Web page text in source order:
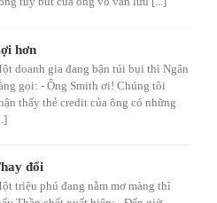
hơn
doanh gia đang bận túi bụi thì Ngân
gọi: - Ông Smith ơi! Chúng tôi
thấy thẻ credit của ông có những
đổi
triệu phú đang nằm mơ màng thì